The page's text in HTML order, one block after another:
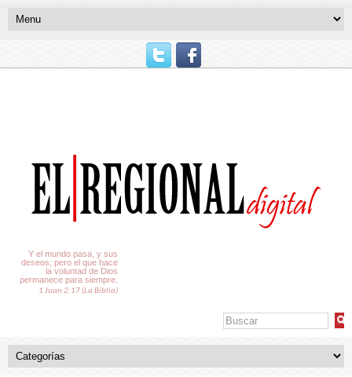
Y el mundo pasa, y sus
deseos; pero el que hace
la voluntad de Dios
permanece para siempre.
1 Juan 2:17 (La Biblia)